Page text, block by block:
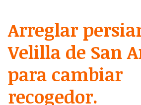
Arreglar
Velilla de San
para cambiar
recogedor.